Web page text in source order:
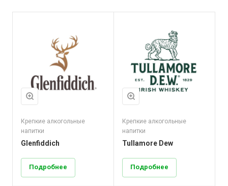
Крепкие алкогольные
напитки
Glenfiddich
Подробнее
Крепкие алкогольные
напитки
Tullamore Dew
Подробнее